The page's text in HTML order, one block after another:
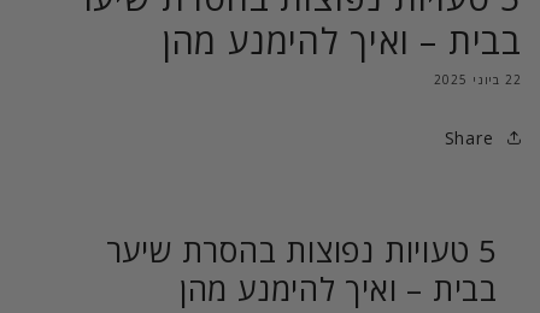
בבית – ואיך להימנע מהן
22 ביוני 2025
Share
5 טעויות נפוצות בהסרת שיער
בבית – ואיך להימנע מהן